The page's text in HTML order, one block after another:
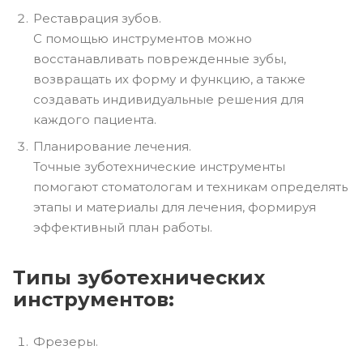
Реставрация зубов.
С помощью инструментов можно
восстанавливать поврежденные зубы,
возвращать их форму и функцию, а также
создавать индивидуальные решения для
каждого пациента.
Планирование лечения.
Точные зуботехнические инструменты
помогают стоматологам и техникам определять
этапы и материалы для лечения, формируя
эффективный план работы.
Типы зуботехнических
инструментов:
Фрезеры.